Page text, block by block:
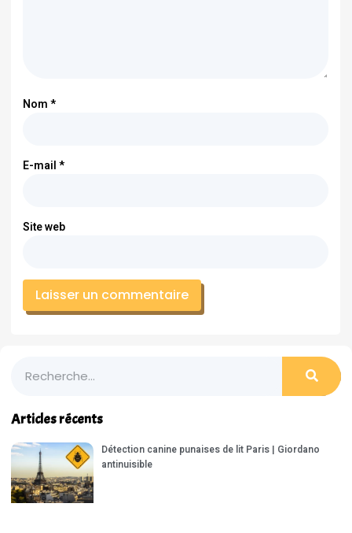
Nom*
E-mail*
Site web
Articles récents
Détection canine punaises de lit Paris | Giordano
antinuisible